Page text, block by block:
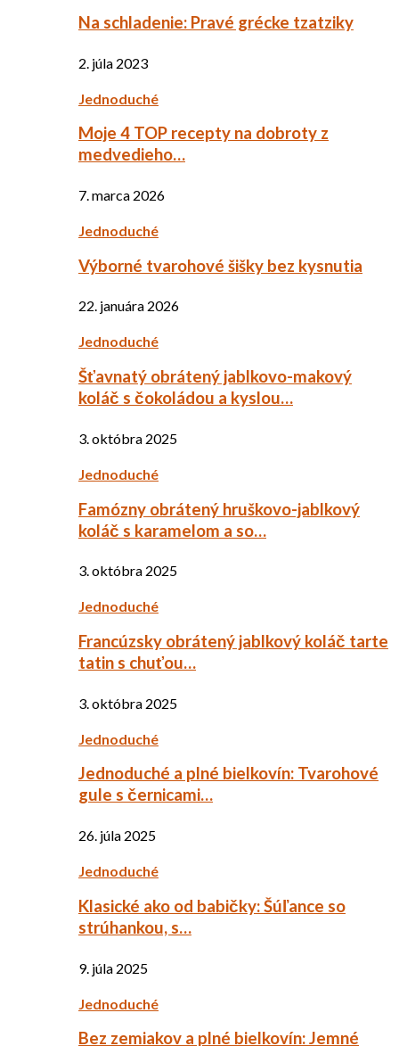
Na schladenie: Pravé grécke tzatziky
2. júla 2023
Jednoduché
Moje 4 TOP recepty na dobroty z
medvedieho…
7. marca 2026
Jednoduché
Výborné tvarohové šišky bez kysnutia
22. januára 2026
Jednoduché
Šťavnatý obrátený jablkovo-makový
koláč s čokoládou a kyslou…
3. októbra 2025
Jednoduché
Famózny obrátený hruškovo-jablkový
koláč s karamelom a so…
3. októbra 2025
Jednoduché
Francúzsky obrátený jablkový koláč tarte
tatin s chuťou…
3. októbra 2025
Jednoduché
Jednoduché a plné bielkovín: Tvarohové
gule s černicami…
26. júla 2025
Jednoduché
Klasické ako od babičky: Šúľance so
strúhankou, s…
9. júla 2025
Jednoduché
Bez zemiakov a plné bielkovín: Jemné